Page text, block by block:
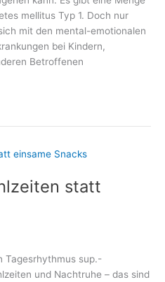
mellitus Typ 1. Doch nur
mit den mental-emotionalen
bei Kindern,
Betroffenen
statt
Tagesrhythmus sup.-
und Nachtruhe – das sind